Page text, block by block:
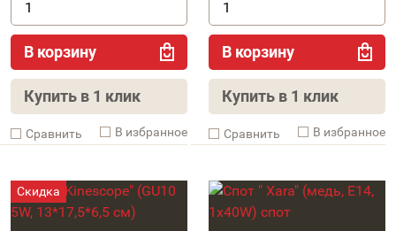
В корзину
Купить в 1 клик
Cравнить В избранное
В корзину
Купить в 1 клик
Cравнить В избранное